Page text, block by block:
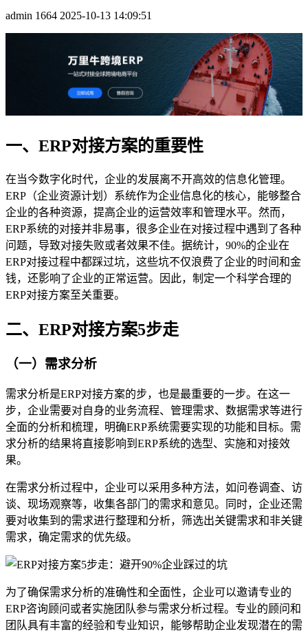
admin 1664 2025-10-13 14:09:51
一、ERP对接方案的重要性
在当今数字化时代，企业的发展离不开高效的信息化管理。
ERP（企业资源计划）系统作为企业信息化的核心，能够整合
企业的各种资源，提高企业的运营效率和管理水平。然而，
ERP系统的对接并非易事，很多企业在对接过程中遇到了各种
问题，导致对接失败或者效果不佳。据统计，90%的企业在
ERP对接过程中都踩过坑，这些坑不仅浪费了企业的时间和金
钱，还影响了企业的正常运营。因此，制定一个科学合理的
ERP对接方案至关重要。
二、ERP对接方案5步走
（一）需求分析
需求分析是ERP对接方案的步，也是最重要的一步。在这一
步，企业需要对自身的业务流程、管理需求、数据需求等进行
全面的分析和梳理，明确ERP系统需要实现的功能和目标。需
求分析的结果将直接影响到ERP系统的选型、实施和对接效
果。
在需求分析过程中，企业可以采用多种方法，如问卷调查、访
谈、现场观察等，收集各部门的需求和意见。同时，企业还需
要对收集到的需求进行整理和分析，筛选出关键需求和非关键
需求，确定需求的优先级。
为了确保需求分析的准确性和全面性，企业可以邀请专业的
ERP咨询顾问或者实施团队参与需求分析过程。专业的顾问和
团队具有丰富的经验和专业知识，能够帮助企业发现潜在的需